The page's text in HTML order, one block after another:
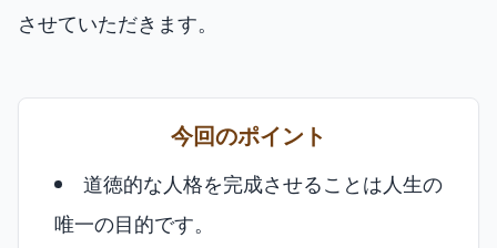
させていただきます。
今回のポイント
道徳的な人格を完成させることは人生の
唯一の目的です。